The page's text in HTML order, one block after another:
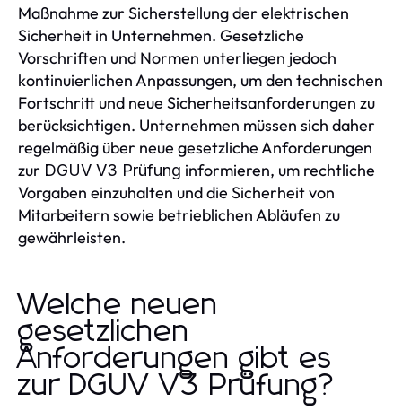
Maßnahme zur Sicherstellung der elektrischen
Sicherheit in Unternehmen. Gesetzliche
Vorschriften und Normen unterliegen jedoch
kontinuierlichen Anpassungen, um den technischen
Fortschritt und neue Sicherheitsanforderungen zu
berücksichtigen. Unternehmen müssen sich daher
regelmäßig über neue gesetzliche Anforderungen
zur DGUV V3 Prüfung informieren, um rechtliche
Vorgaben einzuhalten und die Sicherheit von
Mitarbeitern sowie betrieblichen Abläufen zu
gewährleisten.
Welche neuen
gesetzlichen
Anforderungen gibt es
zur DGUV V3 Prüfung?